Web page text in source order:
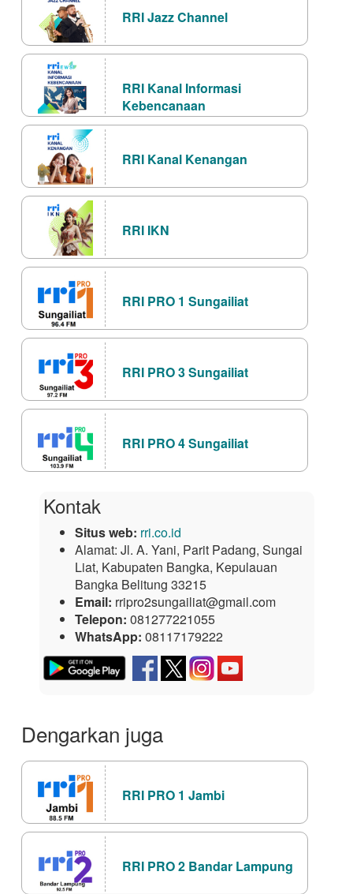
RRI Jazz Channel
RRI Kanal Informasi
Kebencanaan
RRI Kanal Kenangan
RRI IKN
RRI PRO 1 Sungailiat
RRI PRO 3 Sungailiat
RRI PRO 4 Sungailiat
Kontak
Situs web: rri.co.id
Alamat: Jl. A. Yani, Parit Padang, Sungai
Liat, Kabupaten Bangka, Kepulauan
Bangka Belitung 33215
Email: rripro2sungailiat@gmail.com
Telepon: 081277221055
WhatsApp: 08117179222
Dengarkan juga
RRI PRO 1 Jambi
RRI PRO 2 Bandar Lampung